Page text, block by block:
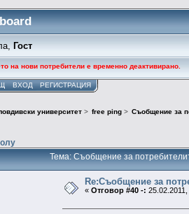
Гост
на нови потребители е временно деактивирано.
ВХОД РЕГИСТРАЦИЯ
университет> free ping> Съобщение за
Тема: Съобщение за
Re:Съобщение за
«Отговор #40 -: